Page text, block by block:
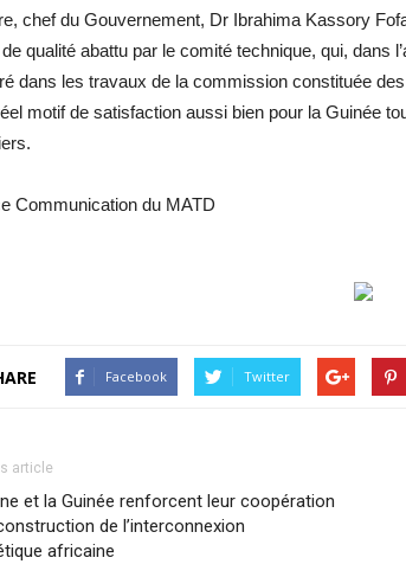
chef du Gouvernement, Dr Ibrahima Kassory
qualité abattu par le comité technique, qui, dans
dans les travaux de la commission constituée
motif de satisfaction aussi bien pour la Guinée
Communication du MATD
Facebook Twitter
article
et la Guinée renforcent leur coopération
de l’interconnexion
africaine